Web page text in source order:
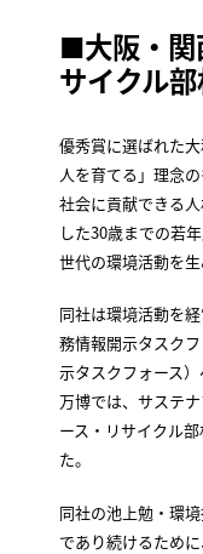
■大阪・
サイクル
優秀賞に選ばれた
人を育てる」理念
社会に貢献できる
した30歳までの若
世代の環境活動を生
同社は環境活動を
務情報開示タスク
示タスクフォース
万博では、サステ
ース・リサイクル
た。
同社の池上勉・環
であり続けるため